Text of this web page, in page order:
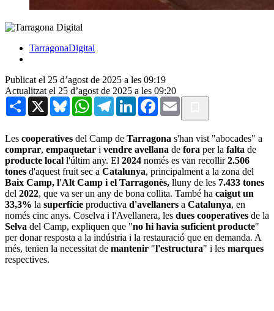
TarragonaDigital
Publicat el 25 d’agost de 2025 a les 09:19
Actualitzat el 25 d’agost de 2025 a les 09:20
Share X BlueskyWhatsAppTelegramLinkedInFacebook
Email
Les cooperatives del Camp de Tarragona s'han vist "abocades" a
comprar, empaquetar i vendre avellana de fora per la falta de
producte local l'últim any. El 2024 només es van recollir2.506
tones d'aquest fruit sec a Catalunya, principalment a la zona del
Baix Camp, l'Alt Camp i el Tarragonès, lluny de les 7.433 tones
del 2022, que va ser un any de bona collita. També ha caigut un
33,3% la superfície productiva d'avellaners a Catalunya, en
només cinc anys. Coselva i l'Avellanera, les dues cooperatives de la
Selva del Camp, expliquen que "no hi havia suficient producte"
per donar resposta a la indústria i la restauració que en demanda. A
més, tenien la necessitat de mantenir "l'estructura" i les marques
respectives.